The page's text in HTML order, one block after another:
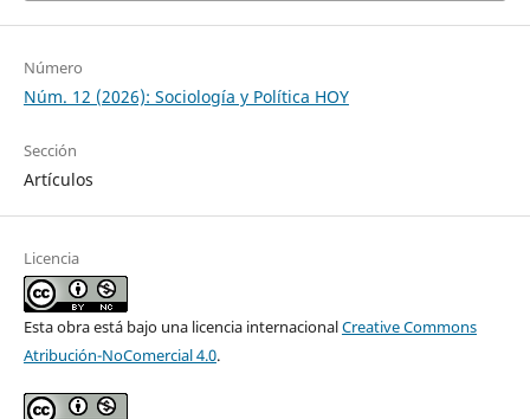
Número
Núm. 12 (2026): Sociología y Política HOY
Sección
Artículos
Licencia
Esta obra está bajo una licencia internacionalCreative Commons
Atribución-NoComercial 4.0.